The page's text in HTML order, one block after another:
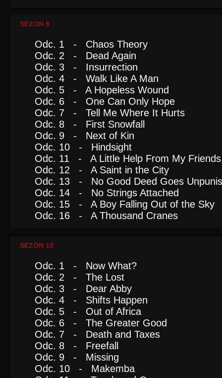
SEZON 9
Odc. 1 - Chaos Theory
Odc. 2 - Dead Again
Odc. 3 - Insurrection
Odc. 4 - Walk Like A Man
Odc. 5 - A Hopeless Wound
Odc. 6 - One Can Only Hope
Odc. 7 - Tell Me Where It Hurts
Odc. 8 - First Snowfall
Odc. 9 - Next of Kin
Odc. 10 - Hindsight
Odc. 11 - A Little Help From My Friends
Odc. 12 - A Saint in the City
Odc. 13 - No Good Deed Goes
Odc. 14 - No Strings Attached
Odc. 15 - A Boy Falling Out of the Sky
Odc. 16 - A Thousand Cranes
SEZON 10
Odc. 1 - Now What?
Odc. 2 - The Lost
Odc. 3 - Dear Abby
Odc. 4 - Shifts Happen
Odc. 5 - Out of Africa
Odc. 6 - The Greater Good
Odc. 7 - Death and Taxes
Odc. 8 - Freefall
Odc. 9 - Missing
Odc. 10 - Makemba